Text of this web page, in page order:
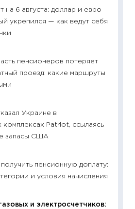
на 6 августа: доллар и евро
укрепился — как ведут себя
пенсионеров потеряет
проезд: какие маршруты
Украине в
комплексах Patriot, ссылаясь
запасы США
пенсионную доплату:
и условия начисления
и электросчетчиков: